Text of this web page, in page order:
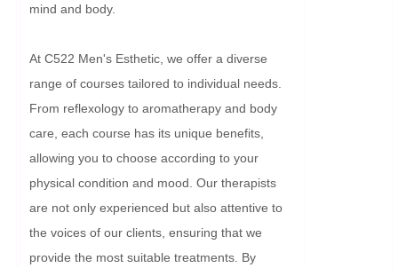
mind and body.
At C522 Men's Esthetic, we offer a diverse
range of courses tailored to individual needs.
From reflexology to aromatherapy and body
care, each course has its unique benefits,
allowing you to choose according to your
physical condition and mood. Our therapists
are not only experienced but also attentive to
the voices of our clients, ensuring that we
provide the most suitable treatments. By